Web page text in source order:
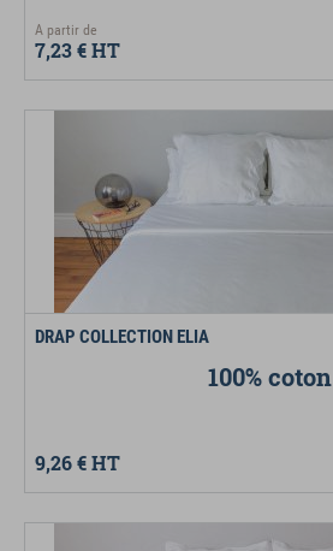
A partir de
7,23 €HT
DRAP COLLECTION ELIA
100% coton
9,26 €HT